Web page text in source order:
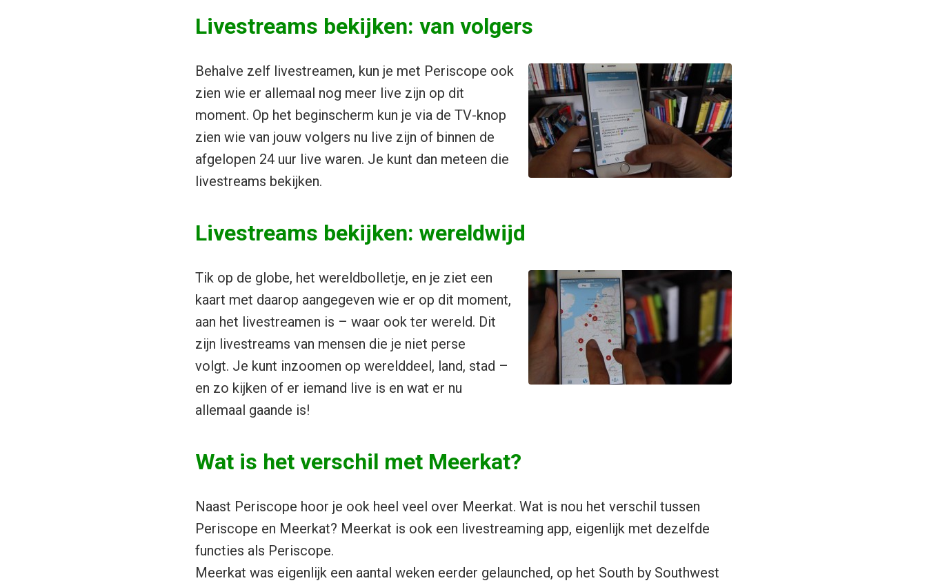
Livestreams bekijken: van volgers
Behalve zelf livestreamen, kun je met Periscope ook
zien wie er allemaal nog meer live zijn op dit
moment. Op het beginscherm kun je via de TV-knop
zien wie van jouw volgers nu live zijn of binnen de
afgelopen 24 uur live waren. Je kunt dan meteen die
livestreams bekijken.
Livestreams bekijken: wereldwijd
Tik op de globe, het wereldbolletje, en je ziet een
kaart met daarop aangegeven wie er op dit moment,
aan het livestreamen is – waar ook ter wereld. Dit
zijn livestreams van mensen die je niet perse
volgt. Je kunt inzoomen op werelddeel, land, stad –
en zo kijken of er iemand live is en wat er nu
allemaal gaande is!
Wat is het verschil met Meerkat?
Naast Periscope hoor je ook heel veel over Meerkat. Wat is nou het verschil tussen
Periscope en Meerkat? Meerkat is ook een livestreaming app, eigenlijk met dezelfde
functies als Periscope.
Meerkat was eigenlijk een aantal weken eerder gelaunched, op het South by Southwest